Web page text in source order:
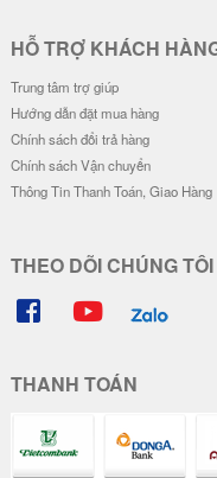
Đơn giá
Số lượng
24.000 đ
22.000 đ
20-49
20.000 đ
50-100
u Piglet !!!
28.000 đ